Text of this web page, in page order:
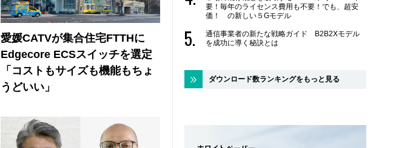
愛媛CATVが集合住宅FTTHに
Edgecore ECSスイッチを選定
「コストもサイズも機能もちょ
うどいい」
要！毎年のライセンス費用も不要！でも、超安
価！ の新しい５Gモデル
通信事業者の新たな戦略ガイド B2B2Xモデル
を成功に導く秘訣とは
ダウンロード数ランキングをもっと見る